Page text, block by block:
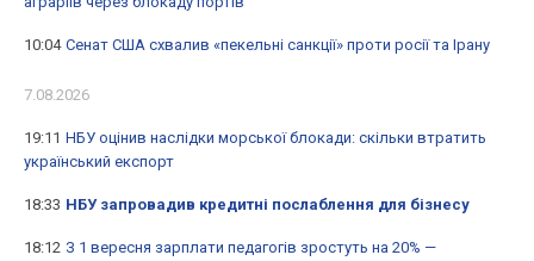
10:04 Сенат США схвалив «пекельні санкції» проти росії та Ірану
7.08.2026
19:11 НБУ оцінив наслідки морської блокади: скільки втратить
український експорт
18:33 НБУ запровадив кредитні послаблення для бізнесу
18:12 З 1 вересня зарплати педагогів зростуть на 20% —